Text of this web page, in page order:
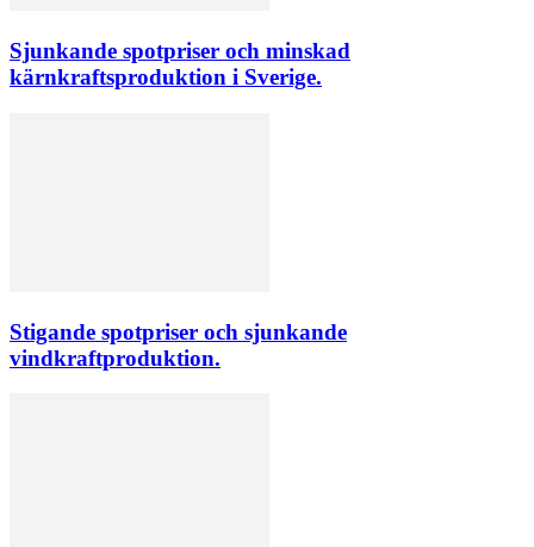
Sjunkande spotpriser och minskad
kärnkraftsproduktion i Sverige.
Stigande spotpriser och sjunkande
vindkraftproduktion.